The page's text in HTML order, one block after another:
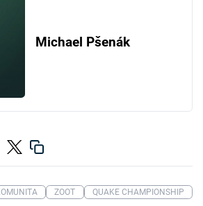
Michael Pšenák
ZOOT QUAKE CHAMPIONSHIP